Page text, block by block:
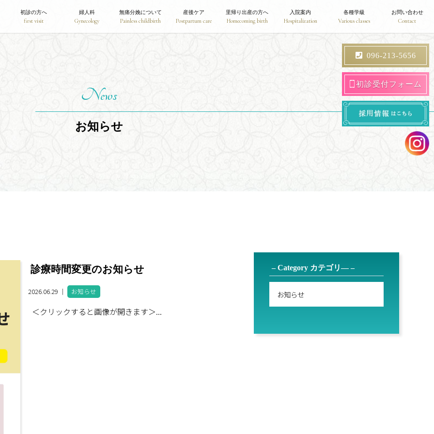
初診の方へ
first visit
婦人科
Gynecology
無痛分娩について
Painless childbirth
産後ケア
Postpartum care
里帰り出産の方へ
Homecoming birth
入院案内
Hospitalization
各種学級
Various classes
お問い合わせ
Contact
096-213-5656
初診受付フォーム
News
お知らせ
診療時間変更のお知らせ
2026.06.29 ｜ お知らせ
＜クリックすると画像が開きます＞...
– Category カテゴリ― –
お知らせ